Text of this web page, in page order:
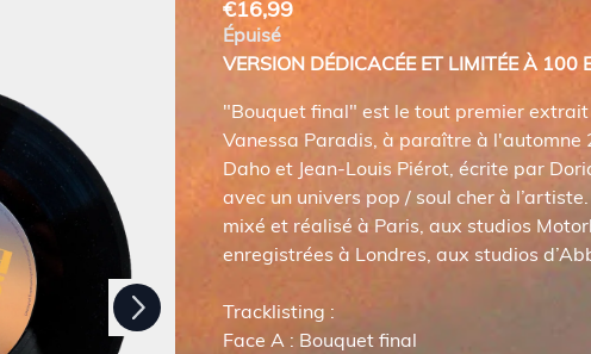
Suivant
€16,99
Épuisé
VERSION DÉDICACÉE ET LIMITÉEÀ 100
"Bouquet final" est le tout premier
Vanessa Paradis, à paraître à l'automne
Daho et Jean-Louis Piérot, écrite par
avec un univers pop / soul cher à
mixé et réalisé à Paris, aux studios
enregistrées à Londres, aux studios
Tracklisting :
Face A : Bouquet final